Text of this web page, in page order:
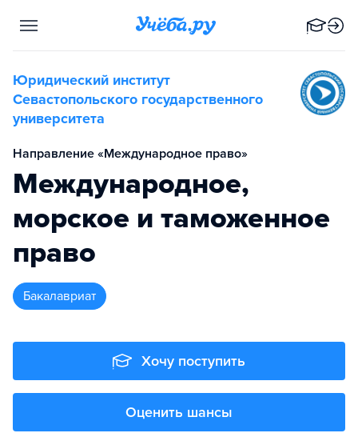
Юридический институт
Севастопольского государственного
университета
Направление «Международное право»
Международное,
морское и таможенное
право
бакалавриат
Хочу поступить
Оценить шансы